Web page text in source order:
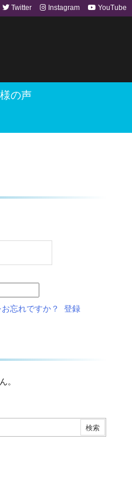
の声
Twitter Instagram YouTube
忘れですか？ 登録
。